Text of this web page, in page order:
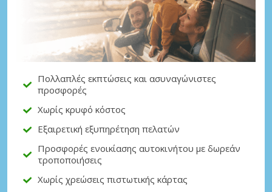
Μεγάλες εξοικονομήσεις
Αποκτήστε πρόσβαση σε αποκλειστικές
προσφορές συνεργατών
Πολλαπλές εκπτώσεις και ασυναγώνιστες
προσφορές
Χωρίς κρυφό κόστος
Εξαιρετική εξυπηρέτηση πελατών
Προσφορές ενοικίασης αυτοκινήτου με δωρεάν
τροποποιήσεις
Χωρίς χρεώσεις πιστωτικής κάρτας